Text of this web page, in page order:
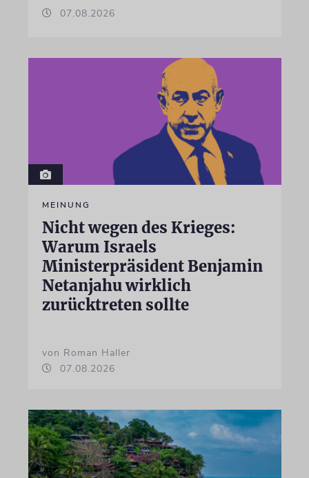
07.08.2026
MEINUNG
Nicht wegen des Krieges:
Warum Israels
Ministerpräsident Benjamin
Netanjahu wirklich
zurücktreten sollte
von Roman Haller
07.08.2026